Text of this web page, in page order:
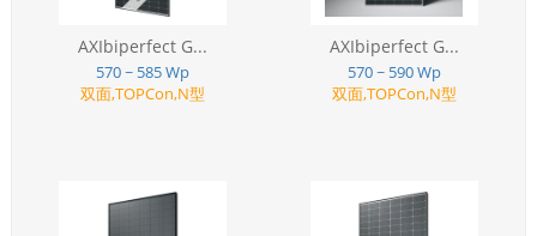
AXIbiperfect G...
570 ~ 585 Wp
双面,TOPCon,N型
AXIbiperfect G...
570 ~ 590 Wp
双面,TOPCon,N型